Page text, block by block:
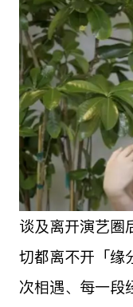
谈及离开演艺圈
切都离不开「缘
次相遇、每一段